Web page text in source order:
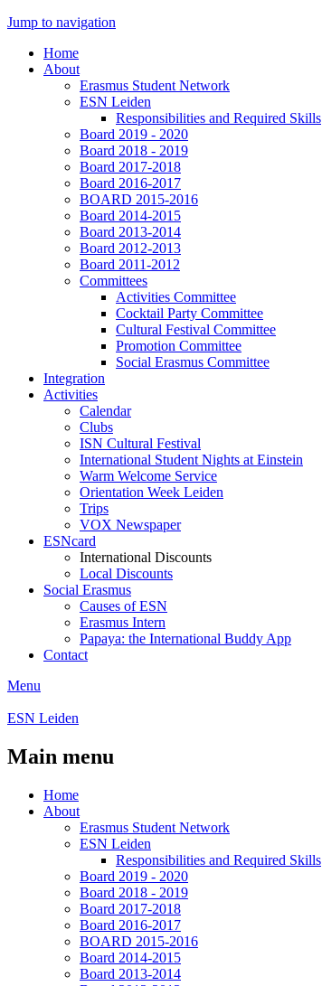
Jump to navigation
Home
About
Erasmus Student Network
ESN Leiden
Responsibilities and Required Skills
Board 2019 - 2020
Board 2018 - 2019
Board 2017-2018
Board 2016-2017
BOARD 2015-2016
Board 2014-2015
Board 2013-2014
Board 2012-2013
Board 2011-2012
Committees
Activities Committee
Cocktail Party Committee
Cultural Festival Committee
Promotion Committee
Social Erasmus Committee
Integration
Activities
Calendar
Clubs
ISN Cultural Festival
International Student Nights at Einstein
Warm Welcome Service
Orientation Week Leiden
Trips
VOX Newspaper
ESNcard
International Discounts
Local Discounts
Social Erasmus
Causes of ESN
Erasmus Intern
Papaya: the International Buddy App
Contact
Menu
ESN Leiden
Main menu
Home
About
Erasmus Student Network
ESN Leiden
Responsibilities and Required Skills
Board 2019 - 2020
Board 2018 - 2019
Board 2017-2018
Board 2016-2017
BOARD 2015-2016
Board 2014-2015
Board 2013-2014